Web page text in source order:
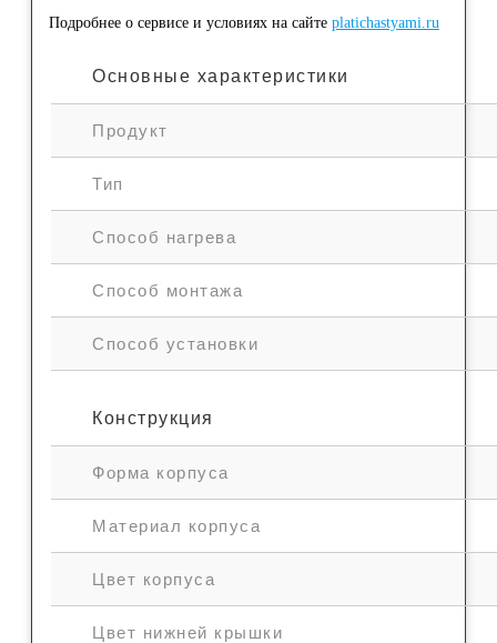
Подробнее о сервисе и условиях на сайте platichastyami.ru
Основные характеристики
Продукт
Тип
Способ нагрева
Способ монтажа
Способ установки
Конструкция
Форма корпуса
Материал корпуса
Цвет корпуса
Цвет нижней крышки